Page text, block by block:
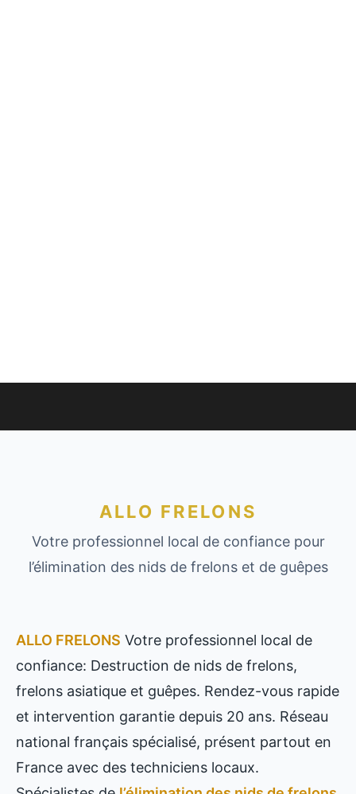
ALLO FRELONS
Votre professionnel local de confiance pour
l’élimination des nids de frelons et de guêpes
ALLO FRELONS Votre professionnel local de
confiance: Destruction de nids de frelons,
frelons asiatique et guêpes. Rendez-vous rapide
et intervention garantie depuis 20 ans. Réseau
national français spécialisé, présent partout en
France avec des techniciens locaux.